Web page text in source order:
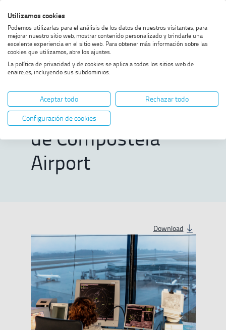
to
menu
to
content
to
footer
high
contrast
Home SHOW BREADCRUMB TRAIL OPTIONS
Air Traffic Control Staff at
Santiago de Compostela
Airport
Air Traffic Control
Staff at Santiago
de Compostela
Airport
Download
contenido
Utilizamos cookies
Podemos utilizarlas para el análisis de los datos de nuestros visitantes, para
mejorar nuestro sitio web, mostrar contenido personalizado y brindarle una
excelente experiencia en el sitio web. Para obtener más información sobre las
cookies que utilizamos, abre los ajustes.
La política de privacidad y de cookies se aplica a todos los sitios web de
enaire.es, incluyendo sus subdominios.
Aceptar todo
Rechazar todo
Configuración de cookies